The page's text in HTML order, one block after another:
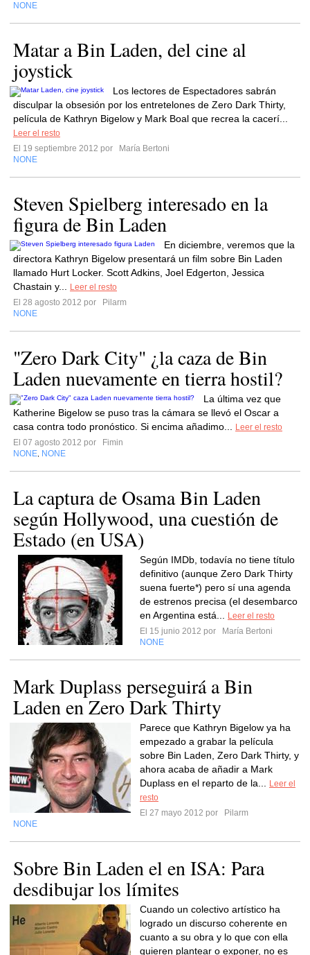
NONE
Matar a Bin Laden, del cine al
joystick
Los lectores de Espectadores sabrán
disculpar la obsesión por los entretelones de Zero Dark Thirty,
película de Kathryn Bigelow y Mark Boal que recrea la cacerí...
Leer el resto
El 19 septiembre 2012 por
María Bertoni
NONE
Steven Spielberg interesado en la
figura de Bin Laden
En diciembre, veremos que la
directora Kathryn Bigelow presentará un film sobre Bin Laden
llamado Hurt Locker. Scott Adkins, Joel Edgerton, Jessica
Chastain y...
Leer el resto
El 28 agosto 2012 por
Pilarm
NONE
"Zero Dark City" ¿la caza de Bin
Laden nuevamente en tierra hostil?
La última vez que
Katherine Bigelow se puso tras la cámara se llevó el Oscar a
casa contra todo pronóstico. Si encima añadimo...
Leer el resto
El 07 agosto 2012 por
Fimin
NONE NONE
La captura de Osama Bin Laden
según Hollywood, una cuestión de
Estado (en USA)
Según IMDb, todavía no tiene título
definitivo (aunque Zero Dark Thirty
suena fuerte*) pero sí una agenda
de estrenos precisa (el desembarco
en Argentina está...
Leer el resto
El 15 junio 2012 por
María Bertoni
NONE
Mark Duplass perseguirá a Bin
Laden en Zero Dark Thirty
Parece que Kathryn Bigelow ya ha
empezado a grabar la película
sobre Bin Laden, Zero Dark Thirty, y
ahora acaba de añadir a Mark
Duplass en el reparto de la...
Leer el
resto
El 27 mayo 2012 por
Pilarm
NONE
Sobre Bin Laden el en ISA: Para
desdibujar los límites
Cuando un colectivo artístico ha
logrado un discurso coherente en
cuanto a su obra y lo que con ella
quieren plantear o exponer, no es